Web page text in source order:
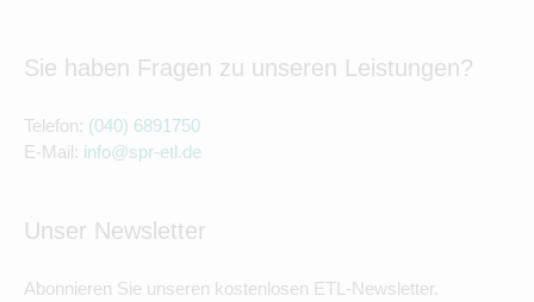
Sie haben Fragen zu unseren Leistungen?
Telefon: (040) 6891750
E-Mail: info@spr-etl.de
Unser Newsletter
Abonnieren Sie unseren kostenlosen ETL-Newsletter.